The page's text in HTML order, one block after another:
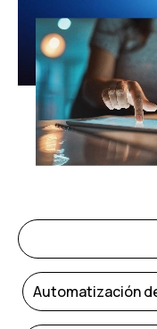
Automatización